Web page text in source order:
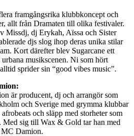
framgångsrika klubbkoncept och
allt från Dramaten till olika festivaler.
Missdj, dj Erykah, Aïssa och Sister
djs slog ihop deras unika stilar
Kort därefter blev Sugarcane ett
musikscenen. Ni som hört
sprider sin “good vibes music”.
är producent, dj och arrangör som
och Sverige med grymma klubbar
och släpp med storheter som
sig till Wax & Gold tar han med
MC Damion.